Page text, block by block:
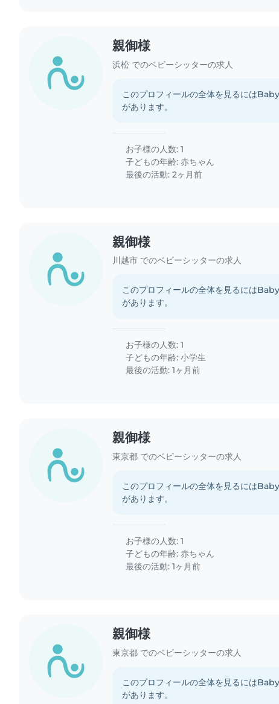
親御様
浜松 でのベビーシッターの求人
このプロフィールの全体を見るには
があります。
お子様の人数: 1
子どもの年齢:赤ちゃん
最後の活動: 2ヶ月前
親御様
川越市 でのベビーシッターの求人
このプロフィールの全体を見るには
があります。
お子様の人数: 1
子どもの年齢:小学生
最後の活動: 1ヶ月前
親御様
東京都 でのベビーシッターの求人
このプロフィールの全体を見るには
があります。
お子様の人数: 1
子どもの年齢:赤ちゃん
最後の活動: 1ヶ月前
親御様
東京都 でのベビーシッターの求人
このプロフィールの全体を見るには
があります。